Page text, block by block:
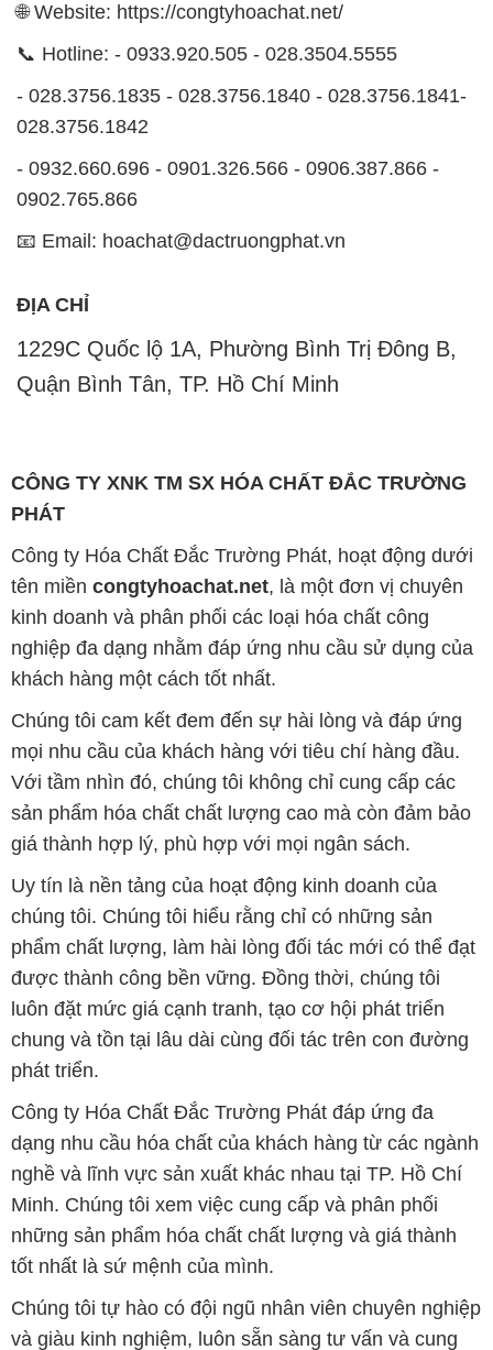
🌐 Website: https://congtyhoachat.net/
📞 Hotline: - 0933.920.505 - 028.3504.5555
- 028.3756.1835 - 028.3756.1840 - 028.3756.1841-
028.3756.1842
- 0932.660.696 - 0901.326.566 - 0906.387.866 -
0902.765.866
📧 Email: hoachat@dactruongphat.vn
ĐỊA CHỈ
1229C Quốc lộ 1A, Phường Bình Trị Đông B,
Quận Bình Tân, TP. Hồ Chí Minh
CÔNG TY XNK TM SX HÓA CHẤT ĐẮC TRƯỜNG
PHÁT
Công ty Hóa Chất Đắc Trường Phát, hoạt động dưới
tên miền congtyhoachat.net, là một đơn vị chuyên
kinh doanh và phân phối các loại hóa chất công
nghiệp đa dạng nhằm đáp ứng nhu cầu sử dụng của
khách hàng một cách tốt nhất.
Chúng tôi cam kết đem đến sự hài lòng và đáp ứng
mọi nhu cầu của khách hàng với tiêu chí hàng đầu.
Với tầm nhìn đó, chúng tôi không chỉ cung cấp các
sản phẩm hóa chất chất lượng cao mà còn đảm bảo
giá thành hợp lý, phù hợp với mọi ngân sách.
Uy tín là nền tảng của hoạt động kinh doanh của
chúng tôi. Chúng tôi hiểu rằng chỉ có những sản
phẩm chất lượng, làm hài lòng đối tác mới có thể đạt
được thành công bền vững. Đồng thời, chúng tôi
luôn đặt mức giá cạnh tranh, tạo cơ hội phát triển
chung và tồn tại lâu dài cùng đối tác trên con đường
phát triển.
Công ty Hóa Chất Đắc Trường Phát đáp ứng đa
dạng nhu cầu hóa chất của khách hàng từ các ngành
nghề và lĩnh vực sản xuất khác nhau tại TP. Hồ Chí
Minh. Chúng tôi xem việc cung cấp và phân phối
những sản phẩm hóa chất chất lượng và giá thành
tốt nhất là sứ mệnh của mình.
Chúng tôi tự hào có đội ngũ nhân viên chuyên nghiệp
và giàu kinh nghiệm, luôn sẵn sàng tư vấn và cung